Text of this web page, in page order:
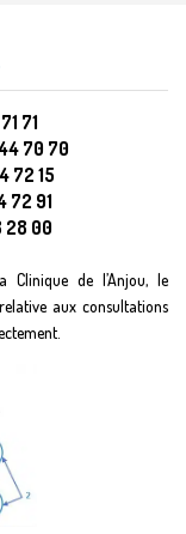
71
70 70
72 15
72 91
28 00
Clinique de l’Anjou, le
aux consultations